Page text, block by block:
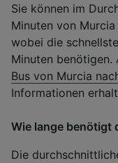
Sie können im
Minuten von
wobei die
Minuten benötigen.
Bus von Murcia
Informationen
Wie lange benötigt
Die